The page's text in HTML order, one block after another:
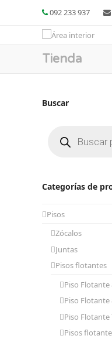
092 233 937
Tienda
Buscar
productos
Categorías de
Pisos
Zócalos
Juntas
Pisos flotantes
Piso Flotante
Piso Flotante
Piso Flotante
Pisos